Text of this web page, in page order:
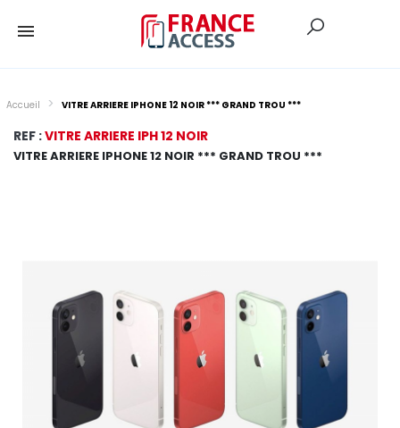
Accueil VITRE ARRIERE IPHONE 12 NOIR *** GRAND TROU ***
REF :VITRE ARRIERE IPH 12 NOIR
VITRE ARRIERE IPHONE 12 NOIR *** GRAND TROU ***